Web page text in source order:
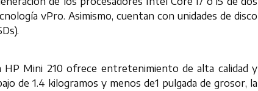
vPro. Asimismo, cuentan con unidades de disco
HP Mini 210 ofrece entretenimiento de alta calidad y
de 1.4 kilogramos y menos de1 pulgada de grosor, la